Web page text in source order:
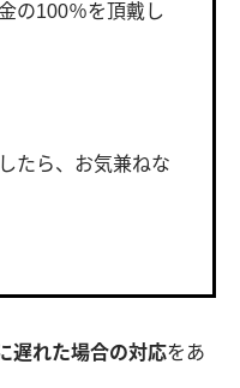
の100％を頂戴し
たら、お気兼ねな
遅れた場合の対応をあ